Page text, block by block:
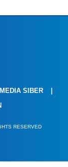
MEDIA SIBER
RESERVED